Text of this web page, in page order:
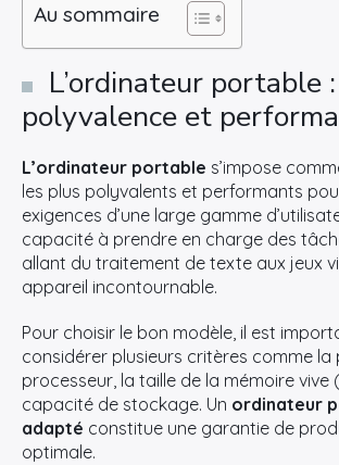
Au sommaire
L’ordinateur portable :
polyvalence et
L’ordinateur portable s’impose
les plus polyvalents et performants
exigences d’une large gamme
capacité à prendre en charge des
allant du traitement de texte aux jeux
appareil incontournable.
Pour choisir le bon modèle, il est
considérer plusieurs critères comme la
processeur, la taille de la mémoire vive
capacité de stockage. Un ordinateur
adapté constitue une garantie de
optimale.